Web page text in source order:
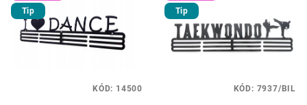
Tip
KÓD: 14500
Tip
KÓD: 7937/BIL